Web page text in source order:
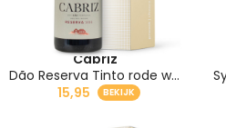
Cabriz
Dão Reserva Tinto rode wijn
15,95